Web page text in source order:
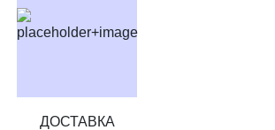
ДОСТАВКА